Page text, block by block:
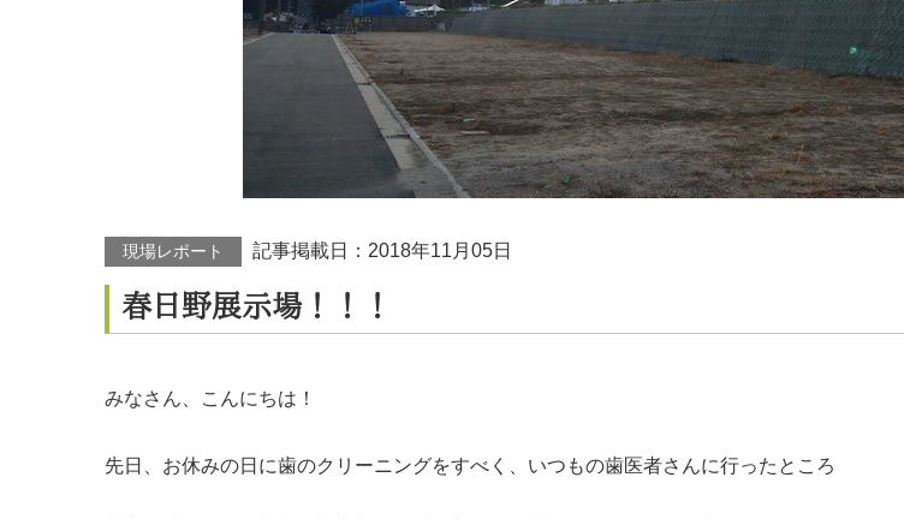
現場レポート 記事掲載日： 2018年11月05日
春日野展示場！！！
みなさん、こんにちは！
先日、お休みの日に歯のクリーニングをすべく、いつもの歯医者さんに行ったところ